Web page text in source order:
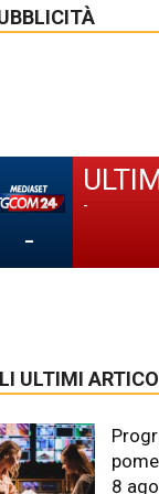
-
-
ULTIMI
8